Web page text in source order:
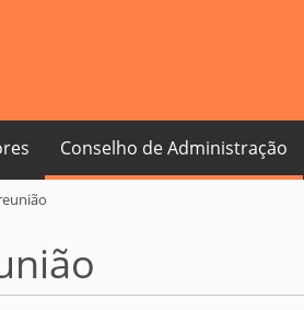
Conselho de Administração